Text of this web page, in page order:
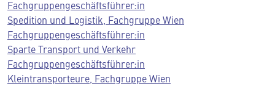
Fachgruppengeschäftsführer:in
Spedition und Logistik, Fachgruppe Wien
Fachgruppengeschäftsführer:in
Sparte Transport und Verkehr
Fachgruppengeschäftsführer:in
Kleintransporteure, Fachgruppe Wien